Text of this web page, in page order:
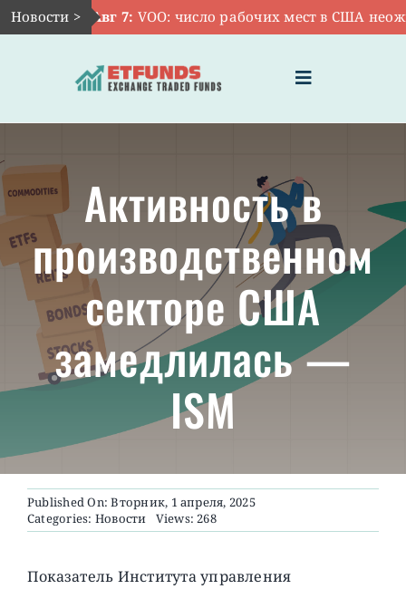
Skip
to
Новости >Авг 7: VOO: число рабочих мест в США
Toggle
Navigation
ЧТО ТАКОЕ ETF
ИНВЕСТИЦИИ В ETF
ТЕМАТИЧЕСКИЕ ETF
АКТУАЛЬНЫЕ
О ПРОЕКТЕ
Активность в
производственном
секторе США
замедлилась —
ISM
Published On: Вторник, 1 апреля, 2025
Categories: Новости Views: 268
Показатель Института управления